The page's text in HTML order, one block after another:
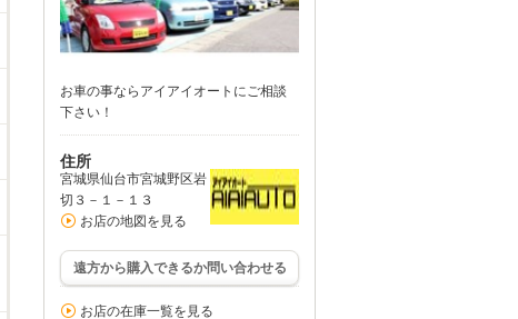
お車の事ならアイアイオートにご相談
下さい！
住所
宮城県仙台市宮城野区岩
切３－１－１３
お店の地図を見る
遠方から購入できるか問い合わせる
お店の在庫一覧を見る